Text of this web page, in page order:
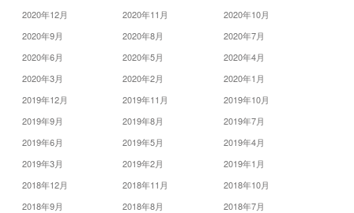
2020年12月
2020年11月
2020年10月
2020年9月
2020年8月
2020年7月
2020年6月
2020年5月
2020年4月
2020年3月
2020年2月
2020年1月
2019年12月
2019年11月
2019年10月
2019年9月
2019年8月
2019年7月
2019年6月
2019年5月
2019年4月
2019年3月
2019年2月
2019年1月
2018年12月
2018年11月
2018年10月
2018年9月
2018年8月
2018年7月